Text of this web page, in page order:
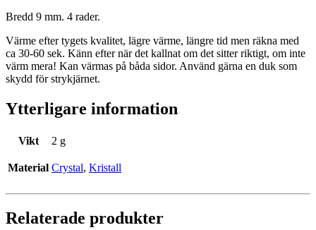
Bredd 9 mm. 4 rader.
Värme efter tygets kvalitet, lägre värme, längre tid men räkna med
ca 30-60 sek. Känn efter när det kallnat om det sitter riktigt, om inte
värm mera! Kan värmas på båda sidor. Använd gärna en duk som
skydd för strykjärnet.
Ytterligare information
Vikt 2 g
Material Crystal, Kristall
Relaterade produkter